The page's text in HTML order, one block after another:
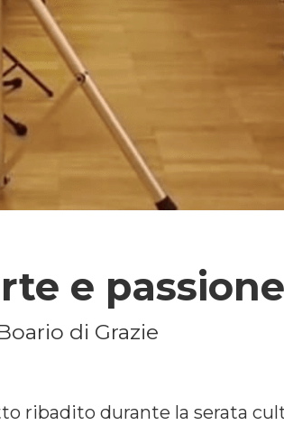
e passione
di Grazie
ribadito durante la serata